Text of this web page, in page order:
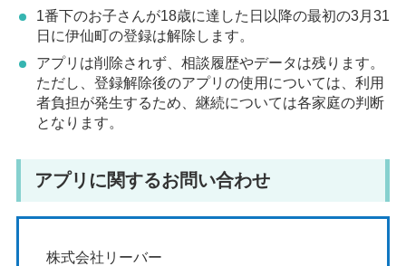
1番下のお子さんが18歳に達した日以降の最初の3月31
日に伊仙町の登録は解除します。
アプリは削除されず、相談履歴やデータは残ります。
ただし、登録解除後のアプリの使用については、利用
者負担が発生するため、継続については各家庭の判断
となります。
アプリに関するお問い合わせ
株式会社リーバー